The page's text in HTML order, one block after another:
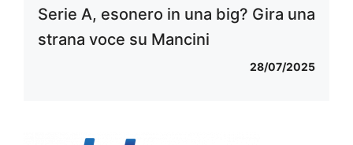
Serie A, esonero in una big? Gira una
strana voce su Mancini
28/07/2025